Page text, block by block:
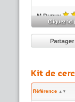
M Dupuy
5/5
Palette soigné.
recommande
cela!
Bernard64
Référence ▲▼